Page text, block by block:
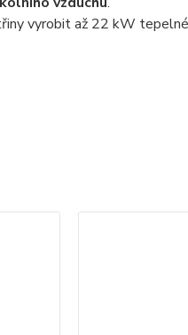
vyrobit až 22 kW